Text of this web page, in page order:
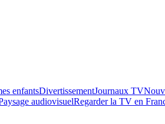
enfantsDivertissementJournaux TV
audiovisuelRegarder la TV en